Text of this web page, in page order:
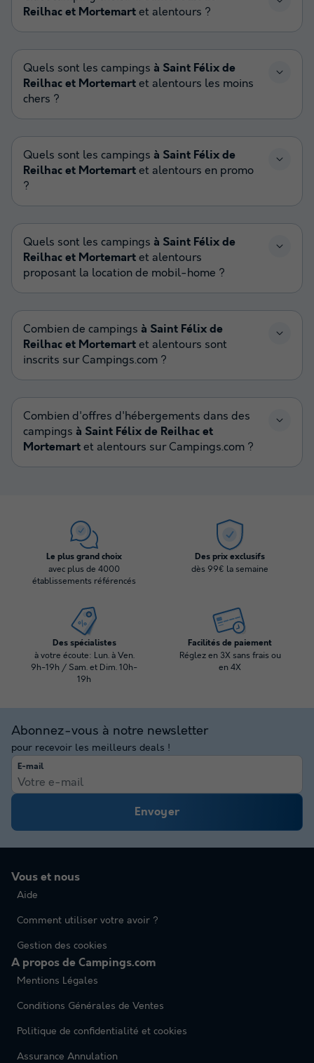
Reilhac et Mortemart et alentours ?
Quels sont les campings à Saint Félix de
Reilhac et Mortemart et alentours les moins
chers ?
Quels sont les campings à Saint Félix de
Reilhac et Mortemart et alentours en promo
?
Quels sont les campings à Saint Félix de
Reilhac et Mortemart et alentours
proposant la location de mobil-home ?
Combien de campings à Saint Félix de
Reilhac et Mortemart et alentours sont
inscrits sur Campings.com ?
Combien d'offres d'hébergements dans des
campings à Saint Félix de Reilhac et
Mortemart et alentours sur Campings.com ?
Le plus grand choix
avec plus de 4000
établissements référencés
Des prix exclusifs
dès 99€ la semaine
Des spécialistes
à votre écoute: Lun. à Ven.
9h-19h / Sam. et Dim. 10h-
19h
Facilités de paiement
Réglez en 3X sans frais ou
en 4X
Abonnez-vous à notre newsletter
pour recevoir les meilleurs deals !
E-mail
Envoyer
Vous et nous
Aide
Comment utiliser votre avoir ?
Gestion des cookies
A propos de Campings.com
Mentions Légales
Conditions Générales de Ventes
Politique de confidentialité et cookies
Assurance Annulation